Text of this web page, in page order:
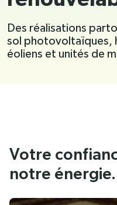
Des réalisations
sol photovoltaïques,
éoliens et unités de
Votre
notre énergie.